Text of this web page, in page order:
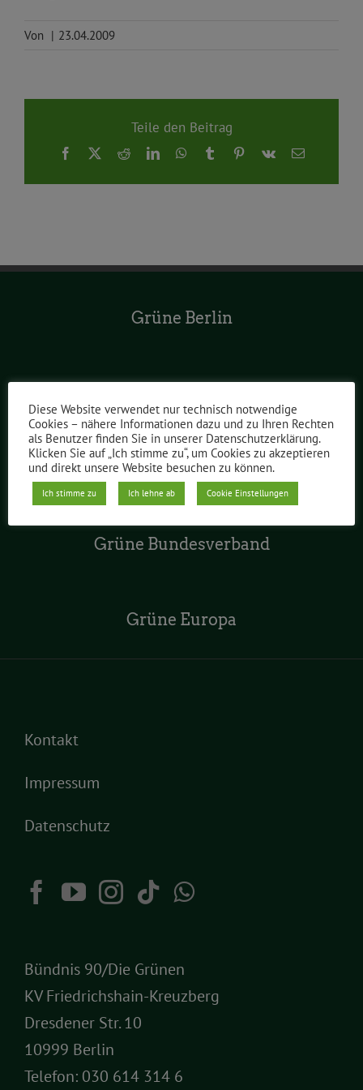
Von | 23.04.2009
Teile den Beitrag
Facebook
X RedditLinkedInWhatsApp
TumblrPinterest
Vk
E-
Grüne Berlin
Grüne Jugend Berlin
Grüne Bundesverband
Grüne Europa
Kontakt
Impressum
Datenschutz
Bündnis 90/Die Grünen
KV Friedrichshain-Kreuzberg
Dresdener Str. 10
10999 Berlin
Telefon: 030 614 314 6
Diese Website verwendet nur technisch notwendige
Cookies – nähere Informationen dazu und zu Ihren Rechten
als Benutzer finden Sie in unserer Datenschutzerklärung.
Klicken Sie auf „Ich stimme zu“, um Cookies zu akzeptieren
und direkt unsere Website besuchen zu können.
Ich stimme zu Ich lehne ab Cookie Einstellungen